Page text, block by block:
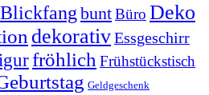
Blickfang buntBüro Deko
dekorativEssgeschirr
fröhlich Frühstückstisch
Geldgeschenk